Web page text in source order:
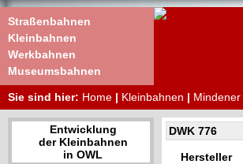
Straßenbahnen
Kleinbahnen
Werkbahnen
Museumsbahnen
Sie sind hier: Home | Kleinbahnen |
Entwicklung
der Kleinbahnen
in OWL
DWK 776
Hersteller